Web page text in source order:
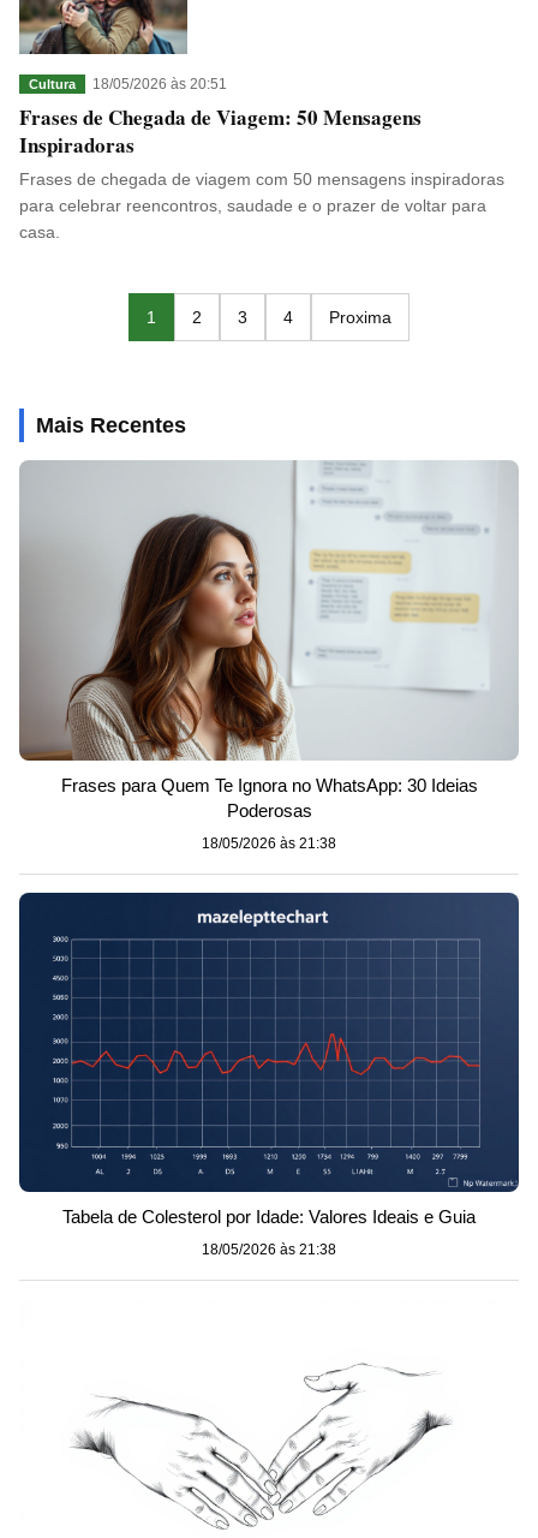
Cultura 18/05/2026 às 20:51
Frases de Chegada de Viagem: 50 Mensagens
Inspiradoras
Frases de chegada de viagem com 50 mensagens inspiradoras
para celebrar reencontros, saudade e o prazer de voltar para
casa.
1 2 3 4 Proxima
Mais Recentes
Frases para Quem Te Ignora no WhatsApp: 30 Ideias
Poderosas
18/05/2026 às 21:38
Tabela de Colesterol por Idade: Valores Ideais e Guia
18/05/2026 às 21:38